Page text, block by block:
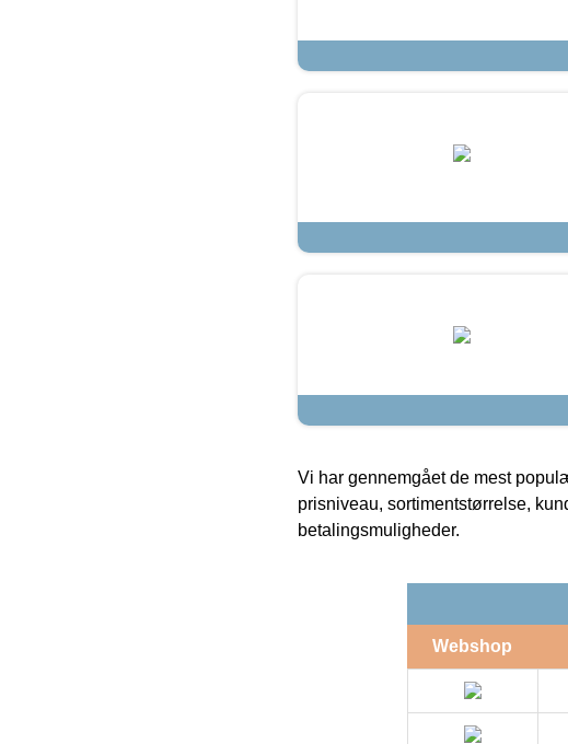
Vi har gennemgået de mest
prisniveau, sortimentstørrelse,
betalingsmuligheder.
Webshop